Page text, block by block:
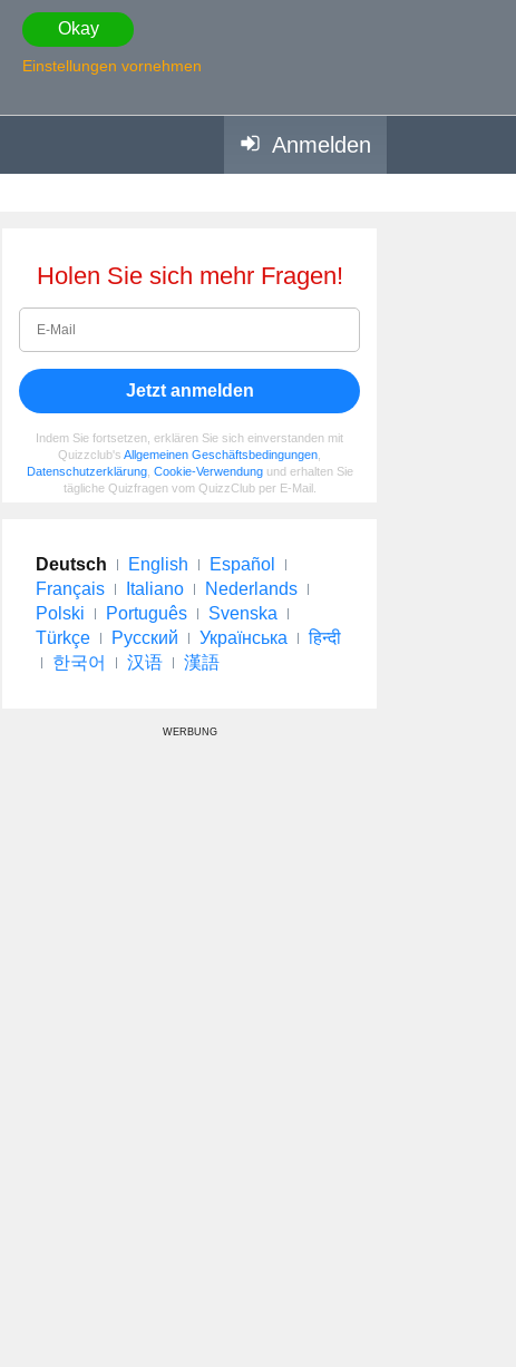
Okay
Einstellungen vornehmen
Anmelden
Holen Sie sich mehr Fragen!
Jetzt anmelden
Indem Sie fortsetzen, erklären Sie sich einverstanden mit
Quizzclub's Allgemeinen Geschäftsbedingungen
Datenschutzerklärung, Cookie-Verwendungund erhalten Sie
tägliche Quizfragen vom QuizzClub per E-Mail.
Deutsch English
Español
Français
Italiano
Nederlands
Polski
Português
Svenska
Türkçe
Русский Українська
हिन्दी
한국어
汉语 漢語
WERBUNG